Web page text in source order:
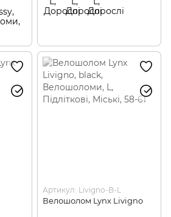
Артикул: Livigno-B-L
Велошолом Lynx Livigno